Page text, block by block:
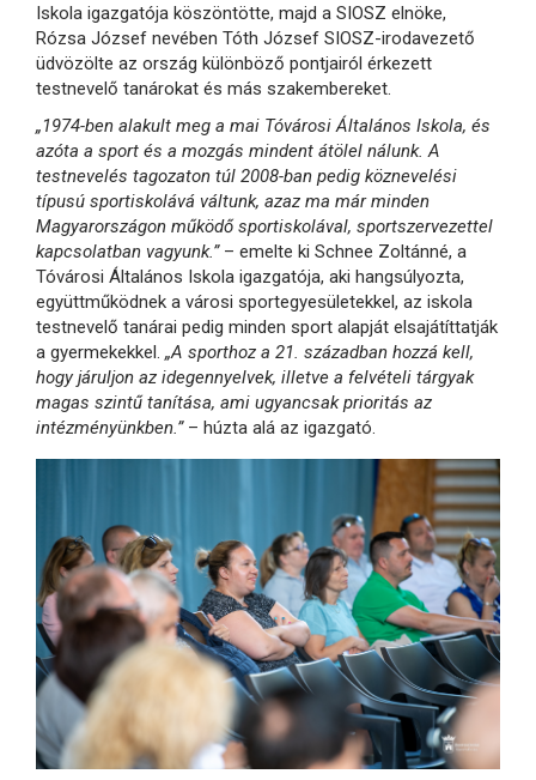
Iskola igazgatója köszöntötte, majd a SIOSZ elnöke,
Rózsa József nevében Tóth József SIOSZ-irodavezető
üdvözölte az ország különböző pontjairól érkezett
testnevelő tanárokat és más szakembereket.
„1974-ben alakult meg a mai Tóvárosi Általános Iskola, és
azóta a sport és a mozgás mindent átölel nálunk. A
testnevelés tagozaton túl 2008-ban pedig köznevelési
típusú sportiskolává váltunk, azaz ma már minden
Magyarországon működő sportiskolával, sportszervezettel
kapcsolatban vagyunk.”– emelte ki Schnee Zoltánné, a
Tóvárosi Általános Iskola igazgatója, aki hangsúlyozta,
együttműködnek a városi sportegyesületekkel, az iskola
testnevelő tanárai pedig minden sport alapját elsajátíttatják
a gyermekekkel. „A sporthoz a 21. században hozzá kell,
hogy járuljon az idegennyelvek, illetve a felvételi tárgyak
magas szintű tanítása, ami ugyancsak prioritás az
intézményünkben.”– húzta alá az igazgató.